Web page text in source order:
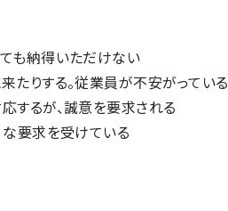
も納得いただけない
たりする。従業員が不安がっている
するが、誠意を要求される
な要求を受けている